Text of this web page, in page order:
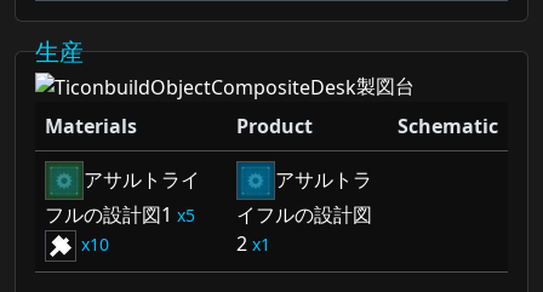
生産
製図台
Materials
Product
Schematic
アサルトライ
フルの設計図1
5
10
アサルトラ
イフルの設計図
2
1